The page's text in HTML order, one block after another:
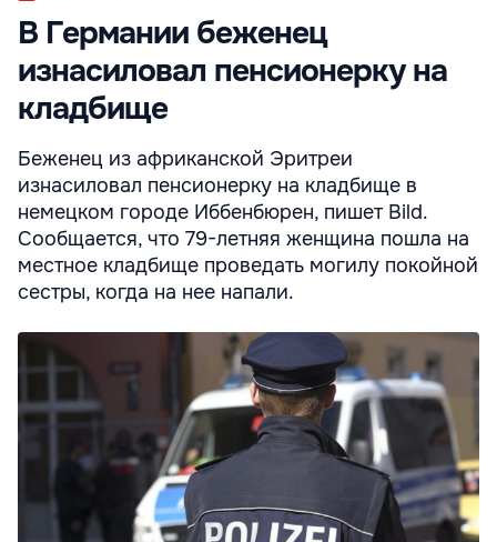
В Германии беженец
изнасиловал пенсионерку на
кладбище
Беженец из африканской Эритреи
изнасиловал пенсионерку на кладбище в
немецком городе Иббенбюрен, пишет Bild.
Сообщается, что 79-летняя женщина пошла на
местное кладбище проведать могилу покойной
сестры, когда на нее напали.